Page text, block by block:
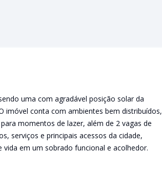
uma com agradável posição solar da
imóvel conta com ambientes bem distribuídos,
momentos de lazer, além de 2 vagas de
serviços e principais acessos da cidade,
vida em um sobrado funcional e acolhedor.